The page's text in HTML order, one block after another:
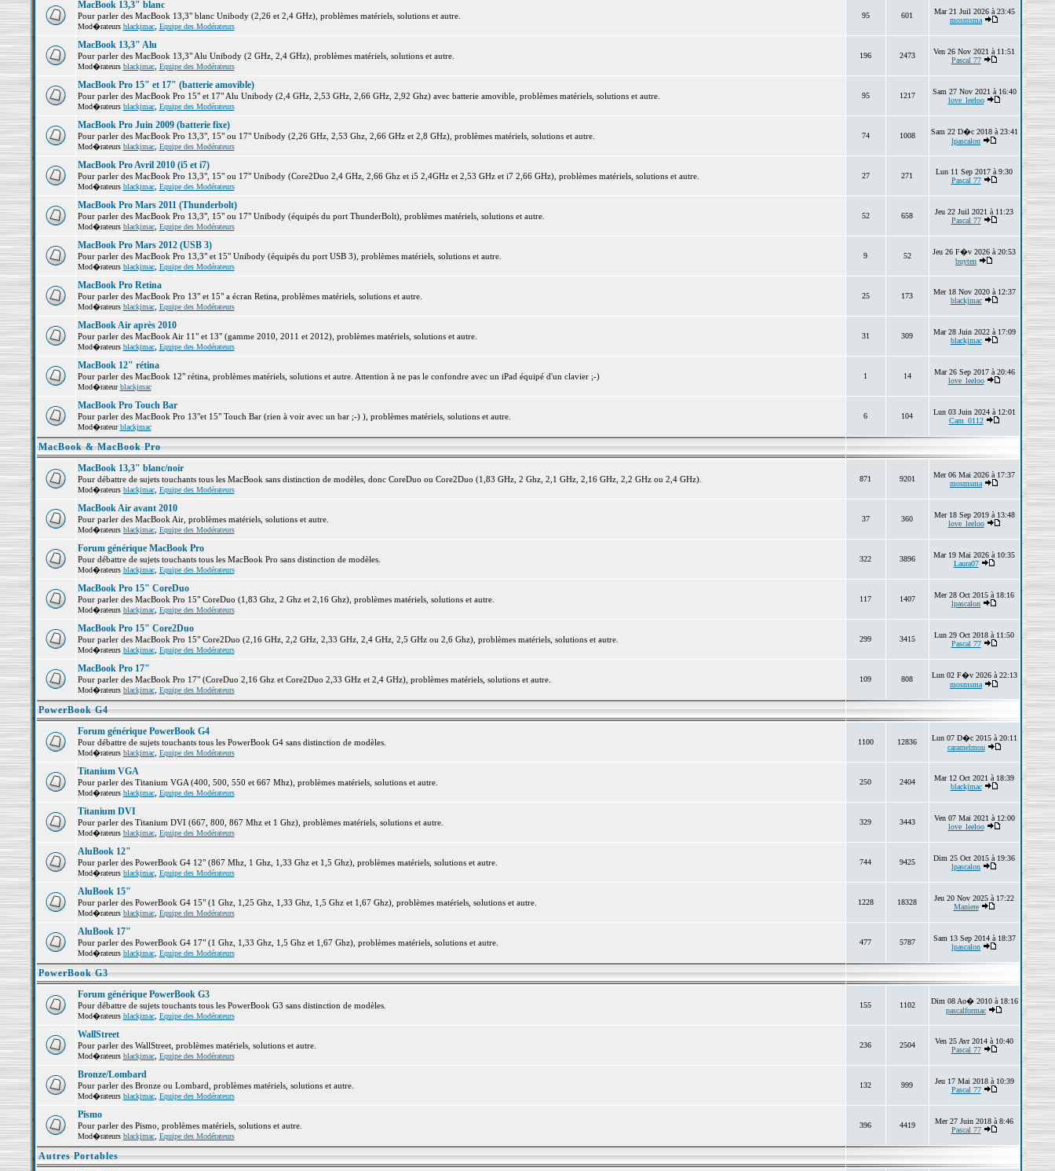
MacBook 13,3" blanc
Pour parler des MacBook 13,3" blanc Unibody (2,26 et 2,4 GHz), problèmes matériels, solutions et autre.
Mod�rateurs blackjmac, Equipe des Modérateurs
95 601
Mar 21 Juil 2026 à 23:45
mosmsma
MacBook 13,3" Alu
Pour parler des MacBook 13,3" Alu Unibody (2 GHz, 2,4 GHz), problèmes matériels, solutions et autre.
Mod�rateurs blackjmac, Equipe des Modérateurs
196 2473
Ven 26 Nov 2021 à 11:51
Pascal 77
MacBook Pro 15" et 17" (batterie amovible)
Pour parler des MacBook Pro 15" et 17" Alu Unibody (2,4 GHz, 2,53 GHz, 2,66 GHz, 2,92 Ghz) avec batterie amovible, problèmes matériels, solutions et autre.
Mod�rateurs blackjmac, Equipe des Modérateurs
95 1217
Sam 27 Nov 2021 à 16:40
love_leeloo
MacBook Pro Juin 2009 (batterie fixe)
Pour parler des MacBook Pro 13,3", 15" ou 17" Unibody (2,26 GHz, 2,53 Ghz, 2,66 GHz et 2,8 GHz), problèmes matériels, solutions et autre.
Mod�rateurs blackjmac, Equipe des Modérateurs
74 1008
Sam 22 D�c 2018 à 23:41
lpascalon
MacBook Pro Avril 2010 (i5 et i7)
Pour parler des MacBook Pro 13,3", 15" ou 17" Unibody (Core2Duo 2,4 GHz, 2,66 Ghz et i5 2,4GHz et 2,53 GHz et i7 2,66 GHz), problèmes matériels, solutions et autre.
Mod�rateurs blackjmac, Equipe des Modérateurs
27 271
Lun 11 Sep 2017 à 9:30
Pascal 77
MacBook Pro Mars 2011 (Thunderbolt)
Pour parler des MacBook Pro 13,3", 15" ou 17" Unibody (équipés du port ThunderBolt), problèmes matériels, solutions et autre.
Mod�rateurs blackjmac, Equipe des Modérateurs
52 658
Jeu 22 Juil 2021 à 11:23
Pascal 77
MacBook Pro Mars 2012 (USB 3)
Pour parler des MacBook Pro 13,3" et 15" Unibody (équipés du port USB 3), problèmes matériels, solutions et autre.
Mod�rateurs blackjmac, Equipe des Modérateurs
9 52
Jeu 26 F�v 2026 à 20:53
buyten
MacBook Pro Retina
Pour parler des MacBook Pro 13" et 15" a écran Retina, problèmes matériels, solutions et autre.
Mod�rateurs blackjmac, Equipe des Modérateurs
25 173
Mer 18 Nov 2020 à 12:37
blackjmac
MacBook Air après 2010
Pour parler des MacBook Air 11" et 13" (gamme 2010, 2011 et 2012), problèmes matériels, solutions et autre.
Mod�rateurs blackjmac, Equipe des Modérateurs
31 309
Mar 28 Juin 2022 à 17:09
blackjmac
MacBook 12" rétina
Pour parler des MacBook 12" rétina, problèmes matériels, solutions et autre. Attention à ne pas le confondre avec un iPad équipé d'un clavier ;-)
Mod�rateurblackjmac
1 14
Mar 26 Sep 2017 à 20:46
love_leeloo
MacBook Pro Touch Bar
Pour parler des MacBook Pro 13"et 15" Touch Bar (rien à voir avec un bar ;-) ), problèmes matériels, solutions et autre.
Mod�rateurblackjmac
6 104
Lun 03 Juin 2024 à 12:01
Cam_0112
MacBook & MacBook Pro
MacBook 13,3" blanc/noir
Pour débattre de sujets touchants tous les MacBook sans distinction de modèles, donc CoreDuo ou Core2Duo (1,83 GHz, 2 Ghz, 2,1 GHz, 2,16 GHz, 2,2 GHz ou 2,4 GHz).
Mod�rateurs blackjmac, Equipe des Modérateurs
871 9201
Mer 06 Mai 2026 à 17:37
mosmsma
MacBook Air avant 2010
Pour parler des MacBook Air, problèmes matériels, solutions et autre.
Mod�rateurs blackjmac, Equipe des Modérateurs
37 360
Mer 18 Sep 2019 à 13:48
love_leeloo
Forum générique MacBook Pro
Pour débattre de sujets touchants tous les MacBook Pro sans distinction de modèles.
Mod�rateurs blackjmac, Equipe des Modérateurs
322 3896
Mar 19 Mai 2026 à 10:35
Laura07
MacBook Pro 15" CoreDuo
Pour parler des MacBook Pro 15" CoreDuo (1,83 Ghz, 2 Ghz et 2,16 Ghz), problèmes matériels, solutions et autre.
Mod�rateurs blackjmac, Equipe des Modérateurs
117 1407
Mer 28 Oct 2015 à 18:16
lpascalon
MacBook Pro 15" Core2Duo
Pour parler des MacBook Pro 15" Core2Duo (2,16 GHz, 2,2 GHz, 2,33 GHz, 2,4 GHz, 2,5 GHz ou 2,6 Ghz), problèmes matériels, solutions et autre.
Mod�rateurs blackjmac, Equipe des Modérateurs
299 3415
Lun 29 Oct 2018 à 11:50
Pascal 77
MacBook Pro 17"
Pour parler des MacBook Pro 17" (CoreDuo 2,16 Ghz et Core2Duo 2,33 GHz et 2,4 GHz), problèmes matériels, solutions et autre.
Mod�rateurs blackjmac, Equipe des Modérateurs
109 808
Lun 02 F�v 2026 à 22:13
mosmsma
PowerBook G4
Forum générique PowerBook G4
Pour débattre de sujets touchants tous les PowerBook G4 sans distinction de modèles.
Mod�rateurs blackjmac, Equipe des Modérateurs
1100 12836
Lun 07 D�c 2015 à 20:11
caramelmou
Titanium VGA
Pour parler des Titanium VGA (400, 500, 550 et 667 Mhz), problèmes matériels, solutions et autre.
Mod�rateurs blackjmac, Equipe des Modérateurs
250 2404
Mar 12 Oct 2021 à 18:39
blackjmac
Titanium DVI
Pour parler des Titanium DVI (667, 800, 867 Mhz et 1 Ghz), problèmes matériels, solutions et autre.
Mod�rateurs blackjmac, Equipe des Modérateurs
329 3443
Ven 07 Mai 2021 à 12:00
love_leeloo
AluBook 12"
Pour parler des PowerBook G4 12" (867 Mhz, 1 Ghz, 1,33 Ghz et 1,5 Ghz), problèmes matériels, solutions et autre.
Mod�rateurs blackjmac, Equipe des Modérateurs
744 9425
Dim 25 Oct 2015 à 19:36
lpascalon
AluBook 15"
Pour parler des PowerBook G4 15" (1 Ghz, 1,25 Ghz, 1,33 Ghz, 1,5 Ghz et 1,67 Ghz), problèmes matériels, solutions et autre.
Mod�rateurs blackjmac, Equipe des Modérateurs
1228 18328
Jeu 20 Nov 2025 à 17:22
Maniere
AluBook 17"
Pour parler des PowerBook G4 17" (1 Ghz, 1,33 Ghz, 1,5 Ghz et 1,67 Ghz), problèmes matériels, solutions et autre.
Mod�rateurs blackjmac, Equipe des Modérateurs
477 5787
Sam 13 Sep 2014 à 18:37
lpascalon
PowerBook G3
Forum générique PowerBook G3
Pour débattre de sujets touchants tous les PowerBook G3 sans distinction de modèles.
Mod�rateurs blackjmac, Equipe des Modérateurs
155 1102
Dim 08 Ao� 2010 à 18:16
pascalformac
WallStreet
Pour parler des WallStreet, problèmes matériels, solutions et autre.
Mod�rateurs blackjmac, Equipe des Modérateurs
236 2504
Ven 25 Avr 2014 à 10:40
Pascal 77
Bronze/Lombard
Pour parler des Bronze ou Lombard, problèmes matériels, solutions et autre.
Mod�rateurs blackjmac, Equipe des Modérateurs
132 999
Jeu 17 Mai 2018 à 10:39
Pascal 77
Pismo
Pour parler des Pismo, problèmes matériels, solutions et autre.
Mod�rateurs blackjmac, Equipe des Modérateurs
396 4419
Mer 27 Juin 2018 à 8:46
Pascal 77
Autres Portables